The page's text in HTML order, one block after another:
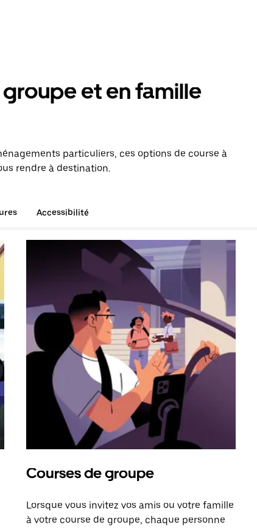
et en famille
particuliers, ces options de course à
rendre à destination.
Accessibilité
Courses de groupe
Lorsque vous invitez vos amis ou votre famille
à votre course de groupe, chaque personne